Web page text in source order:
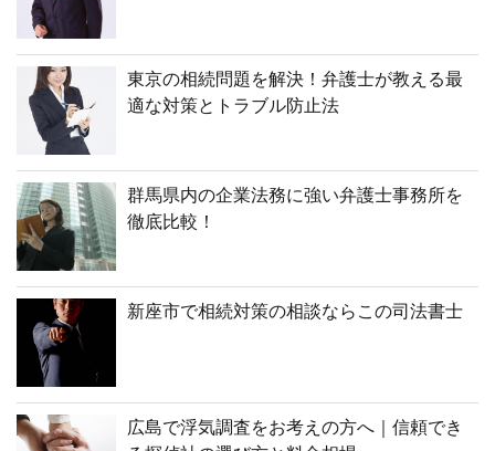
東京の相続問題を解決！弁護士が教える最
適な対策とトラブル防止法
群馬県内の企業法務に強い弁護士事務所を
徹底比較！
新座市で相続対策の相談ならこの司法書士
広島で浮気調査をお考えの方へ｜信頼でき